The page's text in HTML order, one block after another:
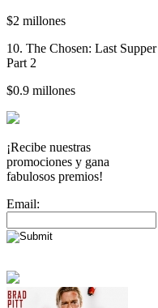
$2 millones
10. The Chosen: Last Supper
Part 2
$0.9 millones
¡Recibe nuestras
promociones y gana
fabulosos premios!
Email: